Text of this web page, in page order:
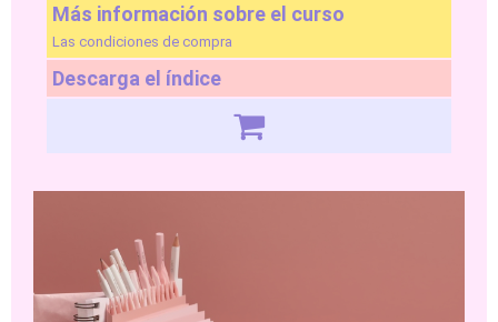
Más información sobre el curso
Las condiciones de compra
Descarga el índice